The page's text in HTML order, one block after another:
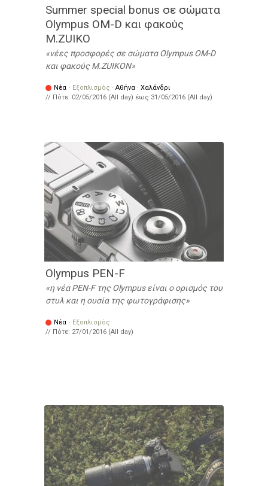
Summer special bonus σε σώματα
Olympus OM-D και φακούς
M.ZUIKO
νέες προσφορές σε σώματα Olympus OM-D
και φακούς M.ZUIKOΝ
Νέα · Εξοπλισμός · Αθήνα · Χαλάνδρι
// Πότε: 02/05/2016 (All day) έως 31/05/2016 (All day)
Olympus PEN-F
η νέα PEN-F της Olympus είναι ο ορισμός του
στυλ και η ουσία της φωτογράφισης
Νέα · Εξοπλισμός
// Πότε: 27/01/2016 (All day)